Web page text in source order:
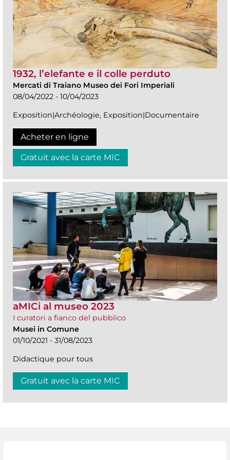
1932, l’elefante e il colle perduto
Mercati di Traiano Museo dei Fori Imperiali
08/04/2022 - 10/04/2023
Exposition|Archéologie, Exposition|Documentaire
Acheter en ligne
Gratuit avec la carte MIC
aMICi al museo 2023
I curatori a fianco del pubblico
Musei in Comune
01/10/2021 - 31/08/2023
Didactique pour tous
Gratuit avec la carte MIC